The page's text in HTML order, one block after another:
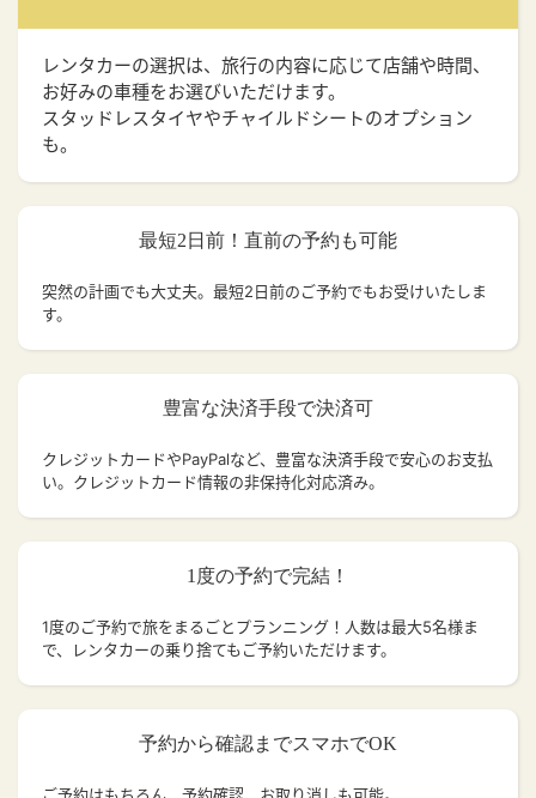
レンタカーの選択は、旅行の内容に応じて店舗や時間、
お好みの車種をお選びいただけます。
スタッドレスタイヤやチャイルドシートのオプション
も。
最短2日前！直前の予約も可能
突然の計画でも大丈夫。 最短2日前のご予約でもお受けいたしま
す。
豊富な決済手段で決済可
クレジットカードやPayPalなど、豊富な決済手段で安心のお支払
い。クレジットカード情報の非保持化対応済み。
1度の予約で完結！
1度のご予約で旅をまるごとプランニング！人数は最大5名様ま
で、レンタカーの乗り捨てもご予約いただけます。
予約から確認までスマホでOK